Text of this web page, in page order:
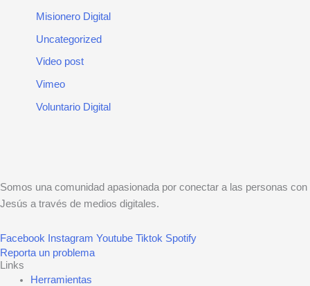
Misionero Digital
Uncategorized
Video post
Vimeo
Voluntario Digital
Somos una comunidad apasionada por conectar a las personas con
Jesús a través de medios digitales.
Facebook Instagram Youtube Tiktok Spotify
Reporta un problema
Links
Herramientas